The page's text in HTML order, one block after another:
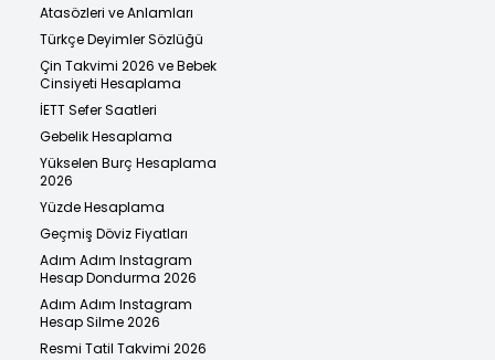
Atasözleri ve Anlamları
Türkçe Deyimler Sözlüğü
Çin Takvimi 2026 ve Bebek
Cinsiyeti Hesaplama
İETT Sefer Saatleri
Gebelik Hesaplama
Yükselen Burç Hesaplama
2026
Yüzde Hesaplama
Geçmiş Döviz Fiyatları
Adım Adım Instagram
Hesap Dondurma 2026
Adım Adım Instagram
Hesap Silme 2026
Resmi Tatil Takvimi 2026